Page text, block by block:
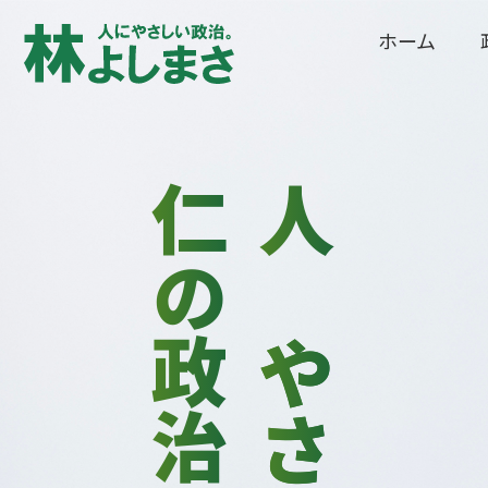
ホーム
人に
仁の政治